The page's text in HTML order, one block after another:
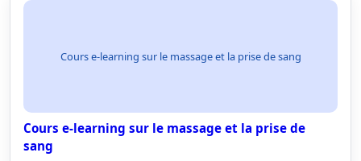
Cours e-learning sur le massage et la prise de sang
Cours e-learning sur le massage et la prise de
sang